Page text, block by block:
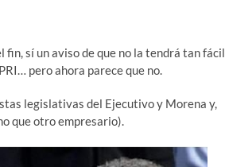
fin, sí un aviso de que no la tendrá tan fácil
pero ahora parece que no.
legislativas del Ejecutivo y Morena y,
que otro empresario).